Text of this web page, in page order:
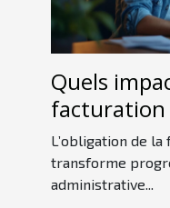
Quels
facturation
les petites
L’obligation de
transforme
administrative...